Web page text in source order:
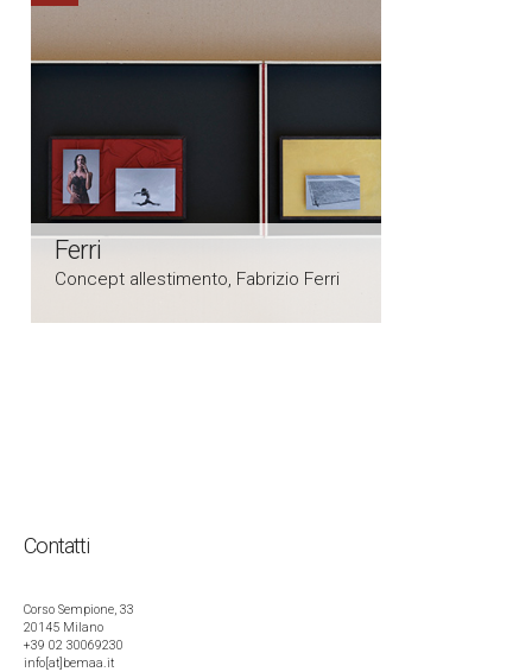
Ferri
Concept allestimento, Fabrizio Ferri
Contatti
Corso Sempione, 33
20145 Milano
+39 02 30069230
info[at]bemaa.it